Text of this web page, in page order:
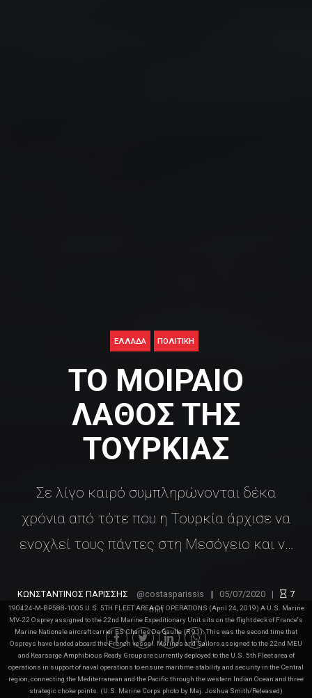
ΕΛΛΑΔΑ ΠΟΛΙΤΙΚΉ
ΤΟ ΜΟΙΡΑΙΟ
ΛΑΘΟΣ ΤΗΣ
ΤΟΥΡΚΙΑΣ
Σε λίγο καιρό συμπληρώνονται δέκα
χρόνια από τότε που η Τουρκία άρχισε να
ενοχλεί τους πάντες στη Μεσόγειο και να
κατάφερε πράγματι να πετύχει
ευκαιριακές νίκες εκμεταλλευόμενη τα
κενά και τις ανεπάρκειες όλων των
υπολοίπων παικτών, όλα δείχνουν ότι το
ΚΩΝΣΤΑΝΤΙΝΟΣ ΠΑΡΙΣΣΗΣ costasparissis 05/07/2020
7
min
190424-M-BP588-1005 U.S. 5TH FLEET AREA OF OPERATIONS (April 24, 2019) A U.S. Marine
MV-22 Osprey assigned to the 22nd Marine Expeditionary Unit sits on the flight deck of France's
Marine Nationale aircraft carrier FS Charles De Gaulle (R 91). This was the second time that
Ospreys have landed aboard the French vessel. Marines and Sailors assigned to the 22nd MEU
and Kearsarge Amphibious Ready Group are currently deployed to the U.S. 5th Fleet area of
operations in support of naval operations to ensure maritime stability and security in the Central
region, connecting the Mediterranean and the Pacific through the western Indian Ocean and three
strategic choke points. (U.S. Marine Corps photo by Maj. Joshua Smith/Released)